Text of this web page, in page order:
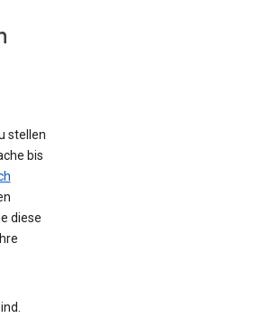
stellen
bis
diese